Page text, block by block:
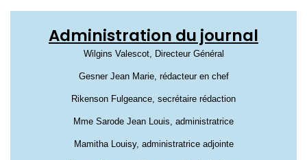
Administration du journal
Wilgins Valescot, Directeur Général
Gesner Jean Marie, rédacteur en chef
Rikenson Fulgeance, secrétaire rédaction
Mme Sarode Jean Louis, administratrice
Mamitha Louisy, administratrice adjointe